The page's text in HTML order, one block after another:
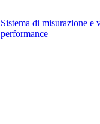
Sistema di misurazione e
performance